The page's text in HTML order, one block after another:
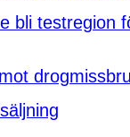
bli testregion